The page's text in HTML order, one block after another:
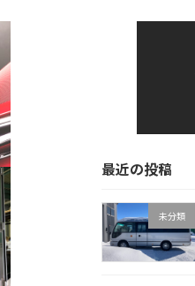
最近の投稿
未分類